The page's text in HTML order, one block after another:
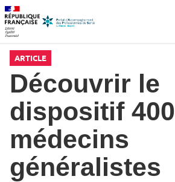
Aller
la
Aller
au
menu
Aller
au
contenu
ARTICLE
Découvrir le
dispositif 400
médecins
généralistes